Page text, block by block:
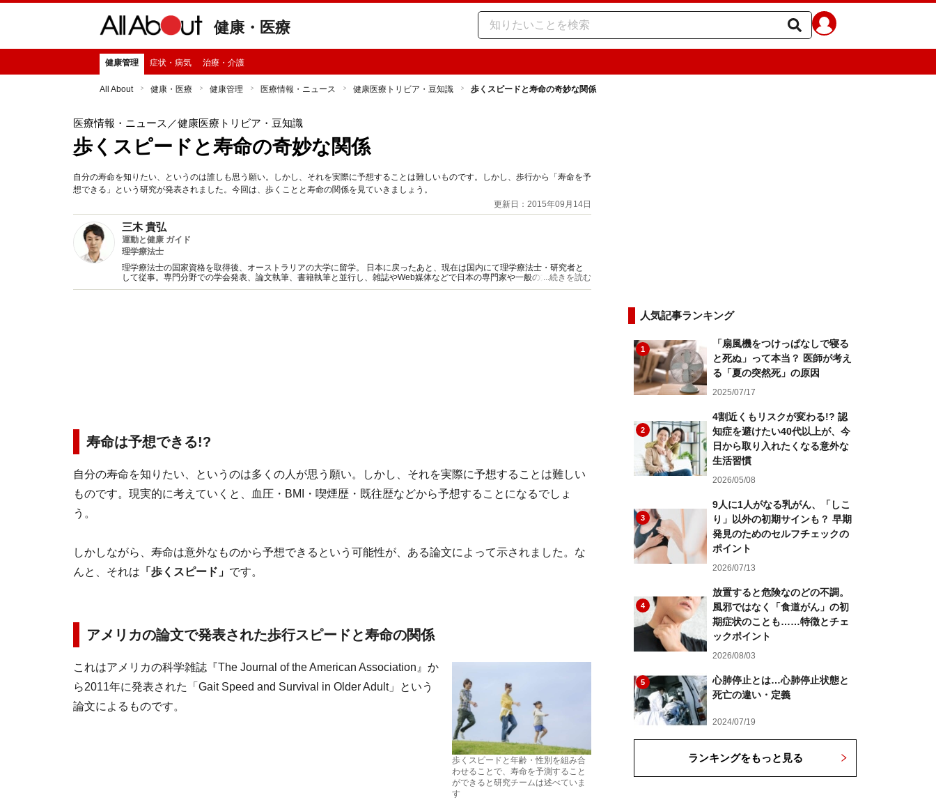
健康・医療
健康管理 症状・病気 治療・介護
All About 健康・医療 健康管理 医療情報・ニュース 健康医療トリビア・豆知識 歩くスピードと寿命の奇妙な関係
医療情報・ニュース ／健康医療トリビア・豆知識
歩くスピードと寿命の奇妙な関係
自分の寿命を知りたい、というのは誰しも思う願い。しかし、それを実際に予想することは難しいものです。しかし、歩行から「寿命を予
想できる」という研究が発表されました。今回は、歩くことと寿命の関係を見ていきましょう。
更新日：2015年09月14日
三木 貴弘
運動と健康 ガイド
理学療法士
理学療法士の国家資格を取得後、オーストラリアの大学に留学。 日本に戻ったあと、現在は国内にて理学療法士・研究者と
して従事。専門分野での学会発表、論文執筆、書籍執筆と並行し、雑誌やWeb媒体などで日本の専門家や一般の方々に最新知
識を伝えている。博士（Health Science）号。
...続きを読む
寿命は予想できる!?
自分の寿命を知りたい、というのは多くの人が思う願い。しかし、それを実際に予想することは難しい
ものです。現実的に考えていくと、血圧・BMI・喫煙歴・既往歴などから予想することになるでしょ
う。
しかしながら、寿命は意外なものから予想できるという可能性が、ある論文によって示されました。な
んと、それは 「歩くスピード」 です。
アメリカの論文で発表された歩行スピードと寿命の関係
歩くスピードと年齢・性別を組み合
わせることで、寿命を予測すること
ができると研究チームは述べていま
す
これはアメリカの科学雑誌『The Journal of the American Association』か
ら2011年に発表された「Gait Speed and Survival in Older Adult」という
論文によるものです。
人気記事ランキング
1
「扇風機をつけっぱなしで寝る
と死ぬ」って本当？ 医師が考え
る「夏の突然死」の原因
2025/07/17
2
4割近くもリスクが変わる!? 認
知症を避けたい40代以上が、今
日から取り入れたくなる意外な
生活習慣
2026/05/08
3
9人に1人がなる乳がん、「しこ
り」以外の初期サインも？ 早期
発見のためのセルフチェックの
ポイント
2026/07/13
4
放置すると危険なのどの不調。
風邪ではなく「食道がん」の初
期症状のことも……特徴とチェ
ックポイント
2026/08/03
5
心肺停止とは…心肺停止状態と
死亡の違い・定義
2024/07/19
ランキングをもっと見る